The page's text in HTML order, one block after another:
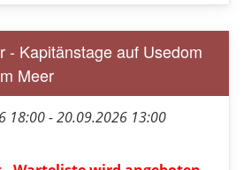
- Kapitänstage auf Usedom
Meer
18:00-20.09.2026 13:00